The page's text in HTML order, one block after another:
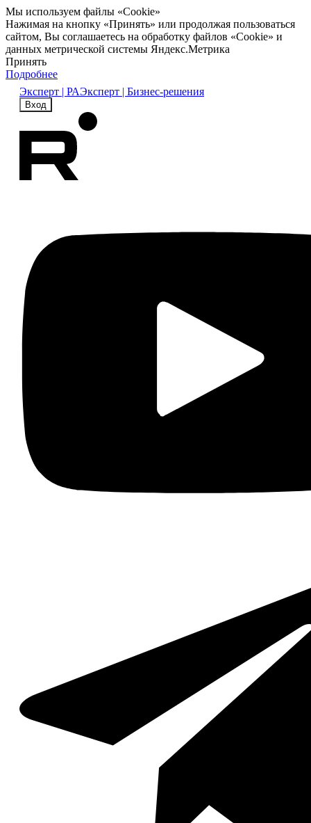
Мы используем файлы «Cookie»
Нажимая на кнопку «Принять» или продолжая пользоваться
сайтом, Вы соглашаетесь на обработку файлов «Cookie» и
данных метрической системы Яндекс.Метрика
Принять
Подробнее
Эксперт | РАЭксперт | Бизнес-решения
Вход